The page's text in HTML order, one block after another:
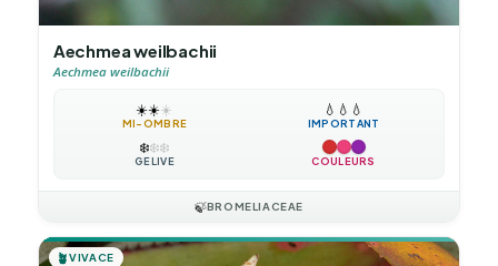
Aechmea weilbachii
Aechmea weilbachii
☀️☀️☀️
MI-OMBRE
💧 💧 💧
IMPORTANT
❄️❄️❄️
GÉLIVE COULEURS
🍃BROMELIACEAE
🪴VIVACE